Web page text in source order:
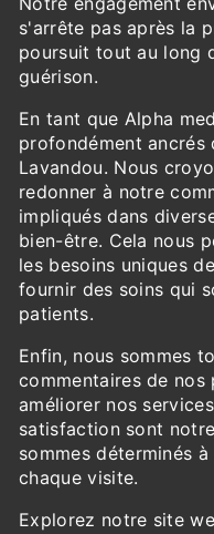
s'arrête pas après la
poursuit tout au long
guérison.
En tant que Alpha
profondément ancrés
Lavandou. Nous
redonner à notre
impliqués dans
bien-être. Cela nous
les besoins uniques
fournir des soins qui
patients.
Enfin, nous sommes
commentaires de
améliorer nos
satisfaction sont
sommes déterminés
chaque visite.
Explorez notre site